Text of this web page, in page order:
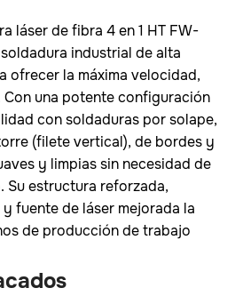
láser de fibra 4 en 1 HT FW-
industrial de alta
ofrecer la máxima velocidad,
una potente configuración
con soldaduras por solape,
(filete vertical), de bordes y
y limpias sin necesidad de
Su estructura reforzada,
fuente de láser mejorada la
de producción de trabajo